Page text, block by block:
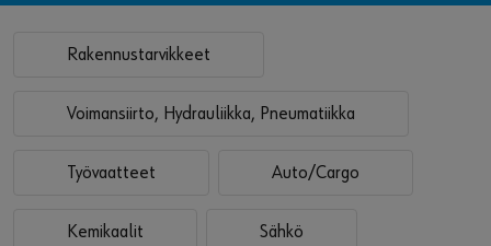
Rakennustarvikkeet
Voimansiirto, Hydrauliikka, Pneumatiikka
Työvaatteet Auto/Cargo
Kemikaalit Sähkö